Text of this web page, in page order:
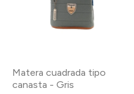
Matera cuadrada tipo
canasta - Gris